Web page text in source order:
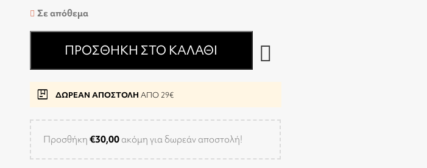
Σε απόθεμα
ΠΡΟΣΘΉΚΗ ΣΤΟ ΚΑΛΆΘΙ
package ΔΩΡΕΑΝ ΑΠΟΣΤΟΛΗ ΑΠΟ 29€
Προσθήκη €30,00 ακόμη για δωρεάν αποστολή!